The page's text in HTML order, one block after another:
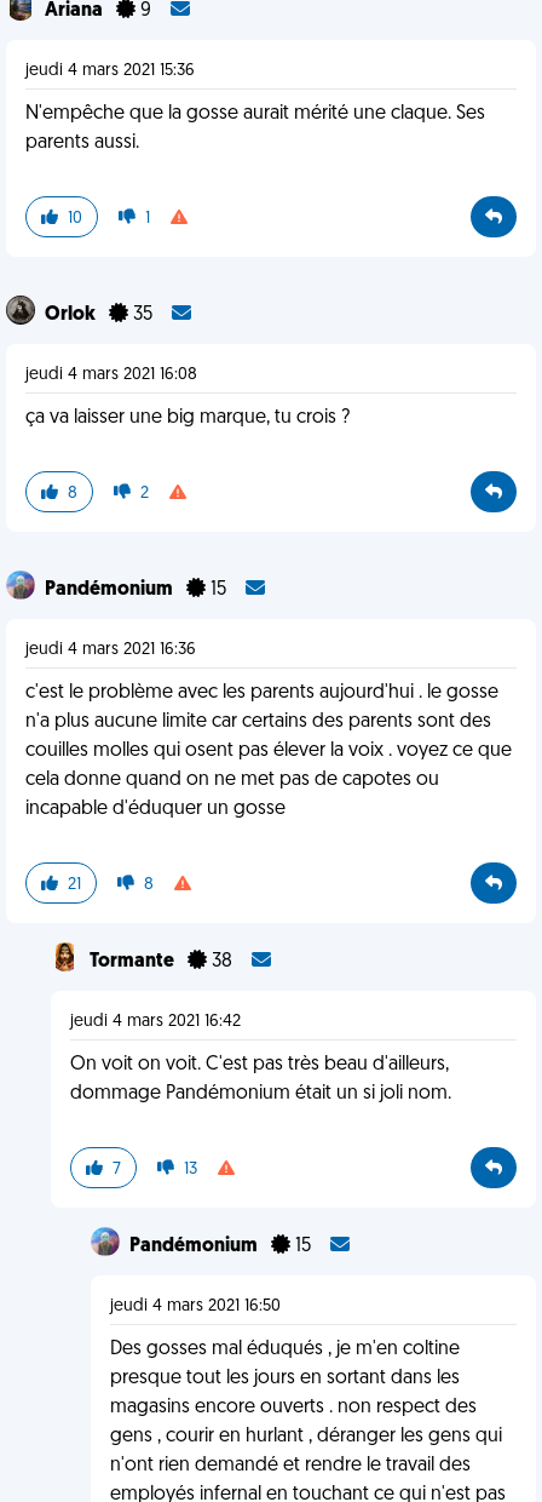
Ariana 9
jeudi 4 mars 2021 15:36
N'empêche que la gosse aurait mérité une claque. Ses
parents aussi.
10 1
Orlok 35
jeudi 4 mars 2021 16:08
ça va laisser une big marque, tu crois ?
8 2
Pandémonium 15
jeudi 4 mars 2021 16:36
c'est le problème avec les parents aujourd'hui . le gosse
n'a plus aucune limite car certains des parents sont des
couilles molles qui osent pas élever la voix . voyez ce que
cela donne quand on ne met pas de capotes ou
incapable d'éduquer un gosse
21 8
Tormante 38
jeudi 4 mars 2021 16:42
On voit on voit. C'est pas très beau d'ailleurs,
dommage Pandémonium était un si joli nom.
7 13
Pandémonium 15
jeudi 4 mars 2021 16:50
Des gosses mal éduqués , je m'en coltine
presque tout les jours en sortant dans les
magasins encore ouverts . non respect des
gens , courir en hurlant , déranger les gens qui
n'ont rien demandé et rendre le travail des
employés infernal en touchant ce qui n'est pas